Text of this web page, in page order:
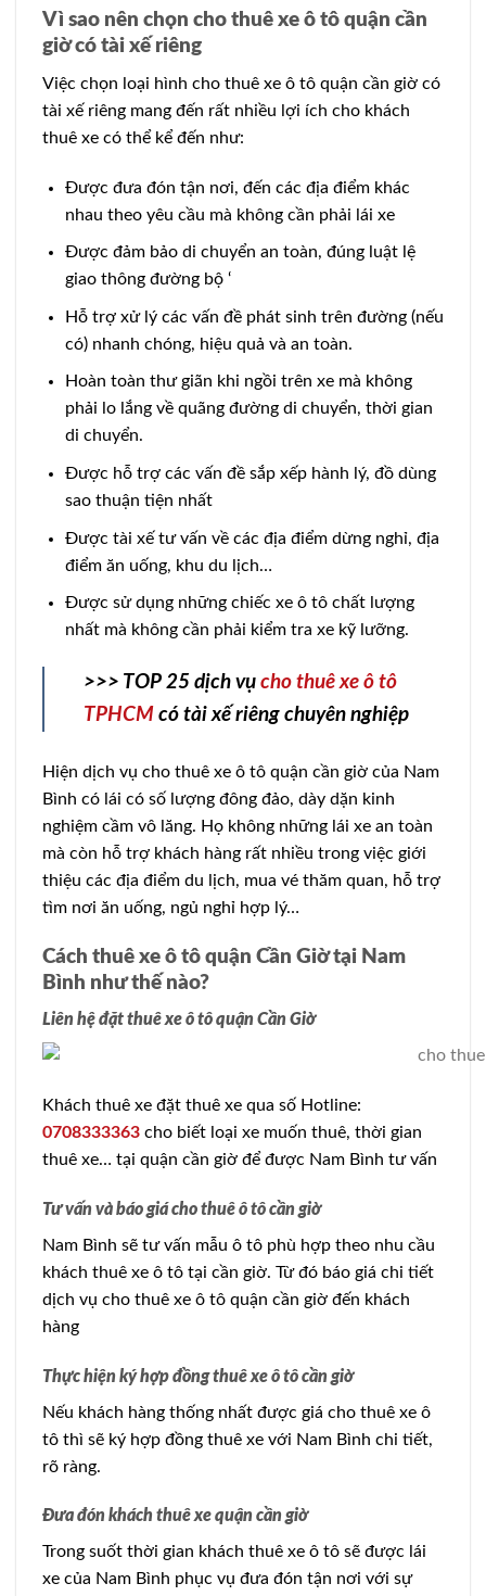
Vì sao nên chọn cho thuê xe ô tô quận cần
giờ có tài xế riêng
Việc chọn loại hình cho thuê xe ô tô quận cần giờ có
tài xế riêng mang đến rất nhiều lợi ích cho khách
thuê xe có thể kể đến như:
Được đưa đón tận nơi, đến các địa điểm khác
nhau theo yêu cầu mà không cần phải lái xe
Được đảm bảo di chuyển an toàn, đúng luật lệ
giao thông đường bộ ‘
Hỗ trợ xử lý các vấn đề phát sinh trên đường (nếu
có) nhanh chóng, hiệu quả và an toàn.
Hoàn toàn thư giãn khi ngồi trên xe mà không
phải lo lắng về quãng đường di chuyển, thời gian
di chuyển.
Được hỗ trợ các vấn đề sắp xếp hành lý, đồ dùng
sao thuận tiện nhất
Được tài xế tư vấn về các địa điểm dừng nghỉ, địa
điểm ăn uống, khu du lịch…
Được sử dụng những chiếc xe ô tô chất lượng
nhất mà không cần phải kiểm tra xe kỹ lưỡng.
>>> TOP 25 dịch vụ cho thuê xe ô tô
TPHCM có tài xế riêng chuyên nghiệp
Hiện dịch vụ cho thuê xe ô tô quận cần giờ của Nam
Bình có lái có số lượng đông đảo, dày dặn kinh
nghiệm cầm vô lăng. Họ không những lái xe an toàn
mà còn hỗ trợ khách hàng rất nhiều trong việc giới
thiệu các địa điểm du lịch, mua vé thăm quan, hỗ trợ
tìm nơi ăn uống, ngủ nghỉ hợp lý…
Cách thuê xe ô tô quận Cần Giờ tại Nam
Bình như thế nào?
Liên hệ đặt thuê xe ô tô quận Cần Giờ
Khách thuê xe đặt thuê xe qua số Hotline:
0708333363 cho biết loại xe muốn thuê, thời gian
thuê xe… tại quận cần giờ để được Nam Bình tư vấn
Tư vấn và báo giá cho thuê ô tô cần giờ
Nam Bình sẽ tư vấn mẫu ô tô phù hợp theo nhu cầu
khách thuê xe ô tô tại cần giờ. Từ đó báo giá chi tiết
dịch vụ cho thuê xe ô tô quận cần giờ đến khách
hàng
Thực hiện ký hợp đồng thuê xe ô tô cần giờ
Nếu khách hàng thống nhất được giá cho thuê xe ô
tô thì sẽ ký hợp đồng thuê xe với Nam Bình chi tiết,
rõ ràng.
Đưa đón khách thuê xe quận cần giờ
Trong suốt thời gian khách thuê xe ô tô sẽ được lái
xe của Nam Bình phục vụ đưa đón tận nơi với sự